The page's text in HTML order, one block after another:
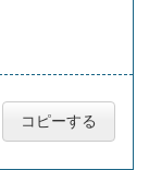
コピーする